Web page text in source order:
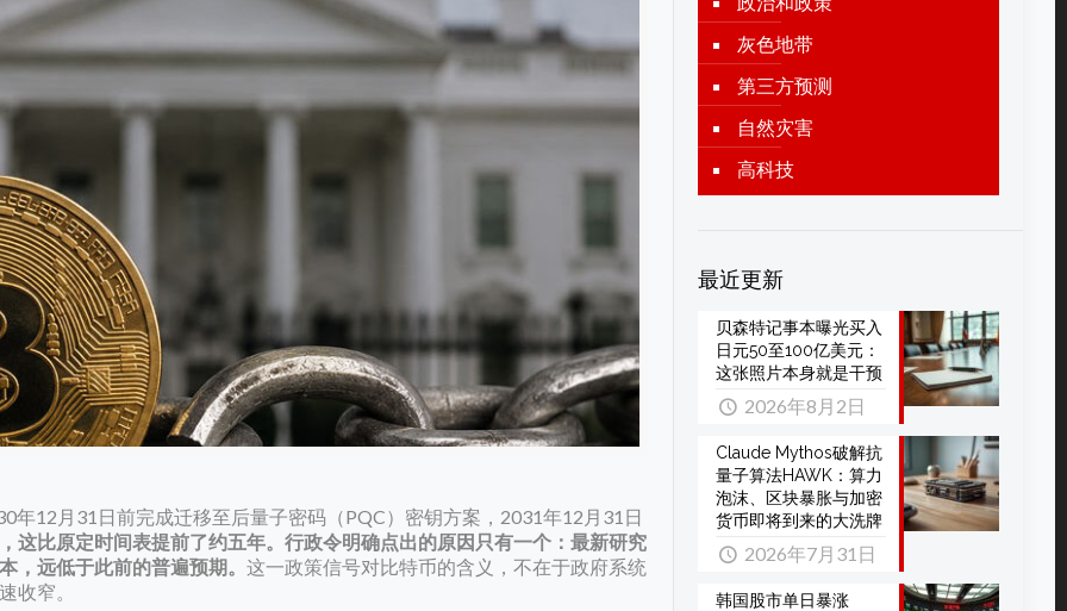
12月31日前完成迁移至后量子密码（PQC）密钥方案，2031年12月31日
这比原定时间表提前了约五年。行政令明确点出的原因只有一个：最新研究
，远低于此前的普遍预期。 这一政策信号对比特币的含义，不在于政府系统
收窄。
灰色地带
第三方预测
自然灾害
高科技
最近更新
贝森特记事本曝光买入
日元50至100亿美元：
这张照片本身就是干预
2026年8月2日
Claude Mythos破解抗
量子算法HAWK：算力
泡沫、区块暴胀与加密
货币即将到来的大洗牌
2026年7月31日
韩国股市单日暴涨